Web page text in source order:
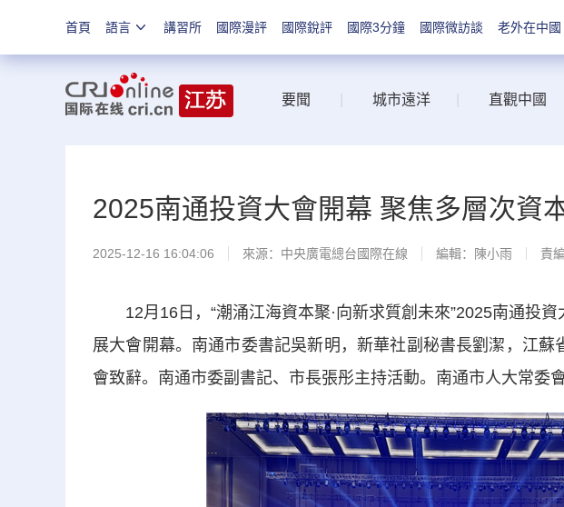
首頁 語言 講習所 國際漫評 國際銳評 國際3分鐘 國際微訪談 老外在中國
要聞 城市遠洋 直觀中國
2025南通投資大會開幕 聚焦多層次資
2025-12-16 16:04:06 來源：中央廣電總台國際在線 編輯：陳小雨 責
12月16日，“潮涌江海資本聚·向新求質創未來”2025南通投資
展大會開幕。南通市委書記吳新明，新華社副秘書長劉潔，江蘇
會致辭。南通市委副書記、市長張彤主持活動。南通市人大常委